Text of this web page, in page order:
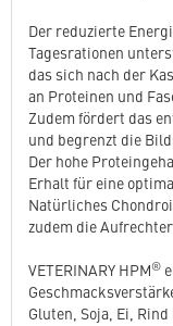
Der reduzierte
Tagesrationen
das sich nach der
an Proteinen und
Zudem fördert das
und begrenzt die
Der hohe
Erhalt für eine
Natürliches
zudem die
VETERINARY HPM®
Gluten, Soja, Ei,